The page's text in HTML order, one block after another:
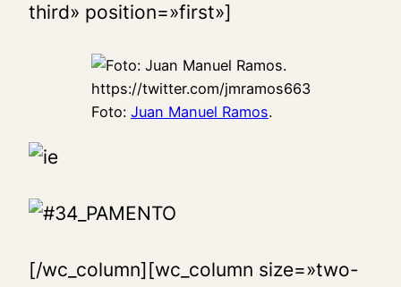
third» position=»first»]
Foto: Juan Manuel Ramos.
[/wc_column][wc_column size=»two-